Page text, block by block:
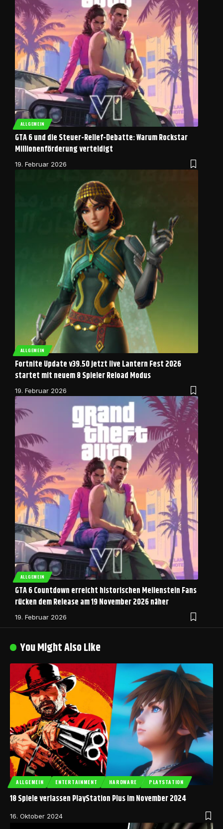
ALLGEMEIN
GTA 6 und die Steuer-Relief-Debatte: Warum Rockstar
Millionenförderung verteidigt
19. Februar 2026
ALLGEMEIN
Fortnite Update v39.50 jetzt live Lantern Fest 2026
startet mit neuem 8 Spieler Reload Modus
19. Februar 2026
ALLGEMEIN
GTA 6 Countdown erreicht historischen Meilenstein Fans
rücken dem Release am 19 November 2026 näher
19. Februar 2026
You Might Also Like
ALLGEMEIN ENTERTAINMENT HARDWARE PLAYSTATION
18 Spiele verlassen PlayStation Plus im November 2024
16. Oktober 2024